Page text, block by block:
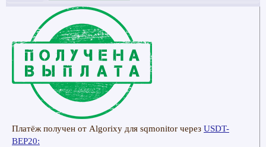
Платёж получен от Algorixy для sqmonitor через USDT-
BEP20: